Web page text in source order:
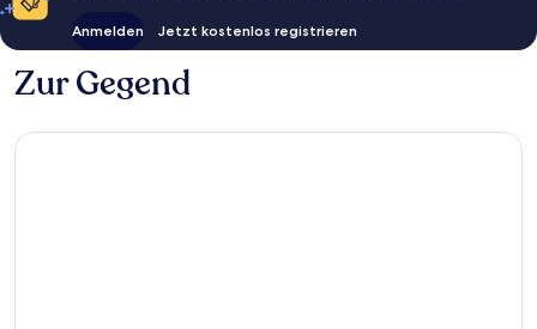
Anmelden Jetzt kostenlos registrieren
Zur Gegend